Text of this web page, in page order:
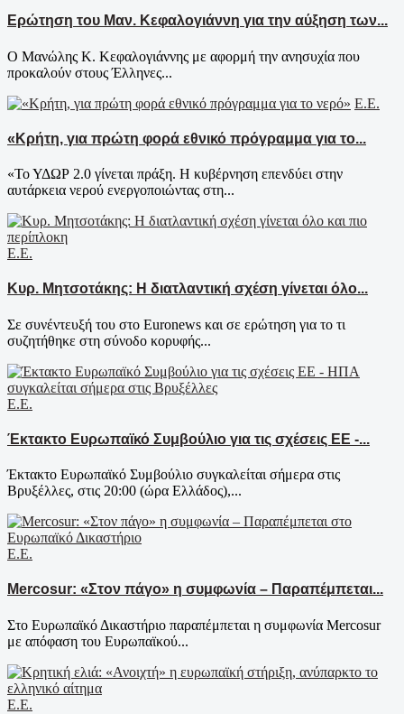
Ερώτηση του Μαν. Κεφαλογιάννη για την αύξηση των...
Ο Μανώλης Κ. Κεφαλογιάννης με αφορμή την ανησυχία που
προκαλούν στους Έλληνες...
Ε.Ε.
«Κρήτη, για πρώτη φορά εθνικό πρόγραμμα για το...
«Το ΥΔΩΡ 2.0 γίνεται πράξη. Η κυβέρνηση επενδύει στην
αυτάρκεια νερού ενεργοποιώντας στη...
Ε.Ε.
Κυρ. Μητσοτάκης: Η διατλαντική σχέση γίνεται όλο...
Σε συνέντευξή του στο Euronews και σε ερώτηση για το τι
συζητήθηκε στη σύνοδο κορυφής...
Ε.Ε.
Έκτακτο Ευρωπαϊκό Συμβούλιο για τις σχέσεις ΕΕ -...
Έκτακτο Ευρωπαϊκό Συμβούλιο συγκαλείται σήμερα στις
Βρυξέλλες, στις 20:00 (ώρα Ελλάδος),...
Ε.Ε.
Mercosur: «Στον πάγο» η συμφωνία – Παραπέμπεται...
Στο Ευρωπαϊκό Δικαστήριο παραπέμπεται η συμφωνία Mercosur
με απόφαση του Ευρωπαϊκού...
Ε.Ε.